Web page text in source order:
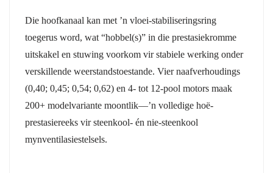
Die hoofkanaal kan met ’n vloei-stabiliseringsring
toegerus word, wat “hobbel(s)” in die prestasiekromme
uitskakel en stuwing voorkom vir stabiele werking onder
verskillende weerstandstoestande. Vier naafverhoudings
(0,40; 0,45; 0,54; 0,62) en 4- tot 12-pool motors maak
200+ modelvariante moontlik—’n volledige hoë-
prestasiereeks vir steenkool- én nie-steenkool
mynventilasiestelsels.